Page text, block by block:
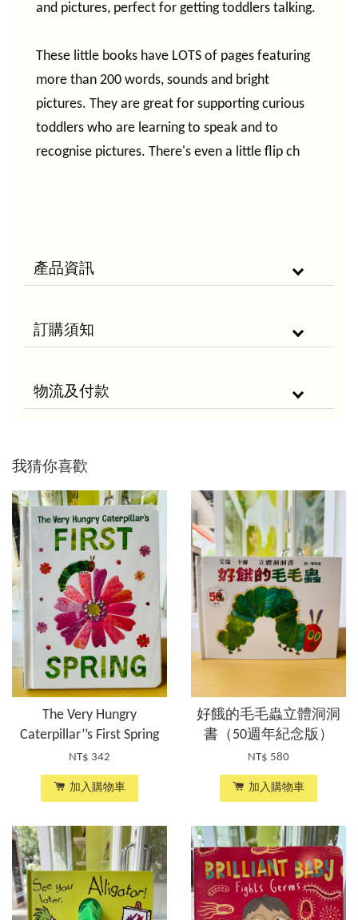
and pictures, perfect for getting toddlers talking.
These little books have LOTS of pages featuring
more than 200 words, sounds and bright
pictures. They are great for supporting curious
toddlers who are learning to speak and to
recognise pictures. There's even a little flip ch
產品資訊
訂購須知
物流及付款
我猜你喜歡
The Very Hungry
Caterpillar’’s First Spring
NT$ 342
加入購物車
好餓的毛毛蟲立體洞洞
書（50週年紀念版）
NT$ 580
加入購物車